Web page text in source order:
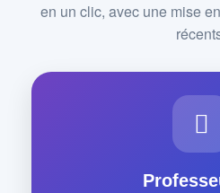
en un clic, avec une mise